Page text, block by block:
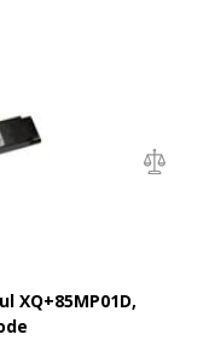
XQ+85MP01D,